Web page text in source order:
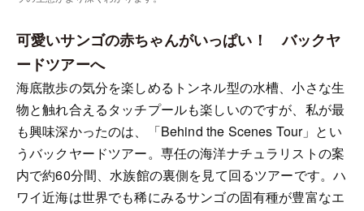
可愛いサンゴの赤ちゃんがいっぱい！ バックヤ
ードツアーへ
海底散歩の気分を楽しめるトンネル型の水槽、小さな生
物と触れ合えるタッチプールも楽しいのですが、私が最
も興味深かったのは、「Behind the Scenes Tour」とい
うバックヤードツアー。専任の海洋ナチュラリストの案
内で約60分間、水族館の裏側を見て回るツアーです。ハ
ワイ近海は世界でも稀にみるサンゴの固有種が豊富なエ